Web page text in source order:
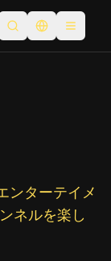
検索を開く言語を切り替
ンターテイメ
ネルを楽し